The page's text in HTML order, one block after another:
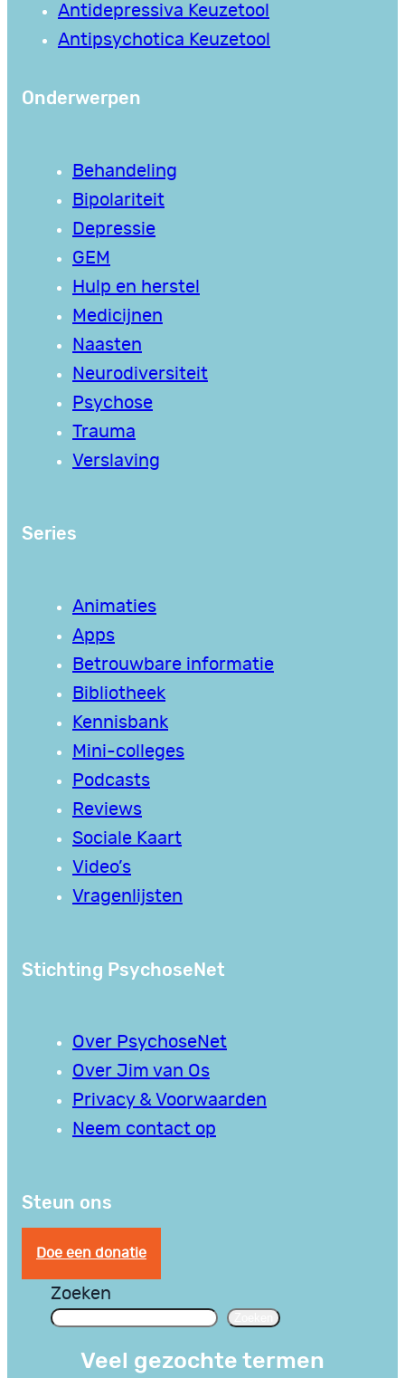
Antidepressiva Keuzetool
Antipsychotica Keuzetool
Onderwerpen
Behandeling
Bipolariteit
Depressie
GEM
Hulp en herstel
Medicijnen
Naasten
Neurodiversiteit
Psychose
Trauma
Verslaving
Series
Animaties
Apps
Betrouwbare informatie
Bibliotheek
Kennisbank
Mini-colleges
Podcasts
Reviews
Sociale Kaart
Video’s
Vragenlijsten
Stichting PsychoseNet
Over PsychoseNet
Over Jim van Os
Privacy & Voorwaarden
Neem contact op
Steun ons
Doe een donatie
Zoeken
Veel gezochte termen